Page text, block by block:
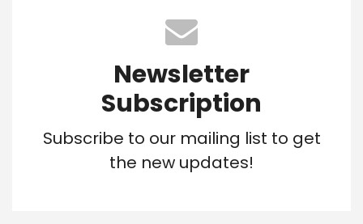
Newsletter
Subscription
Subscribe to our mailing list to get
the new updates!